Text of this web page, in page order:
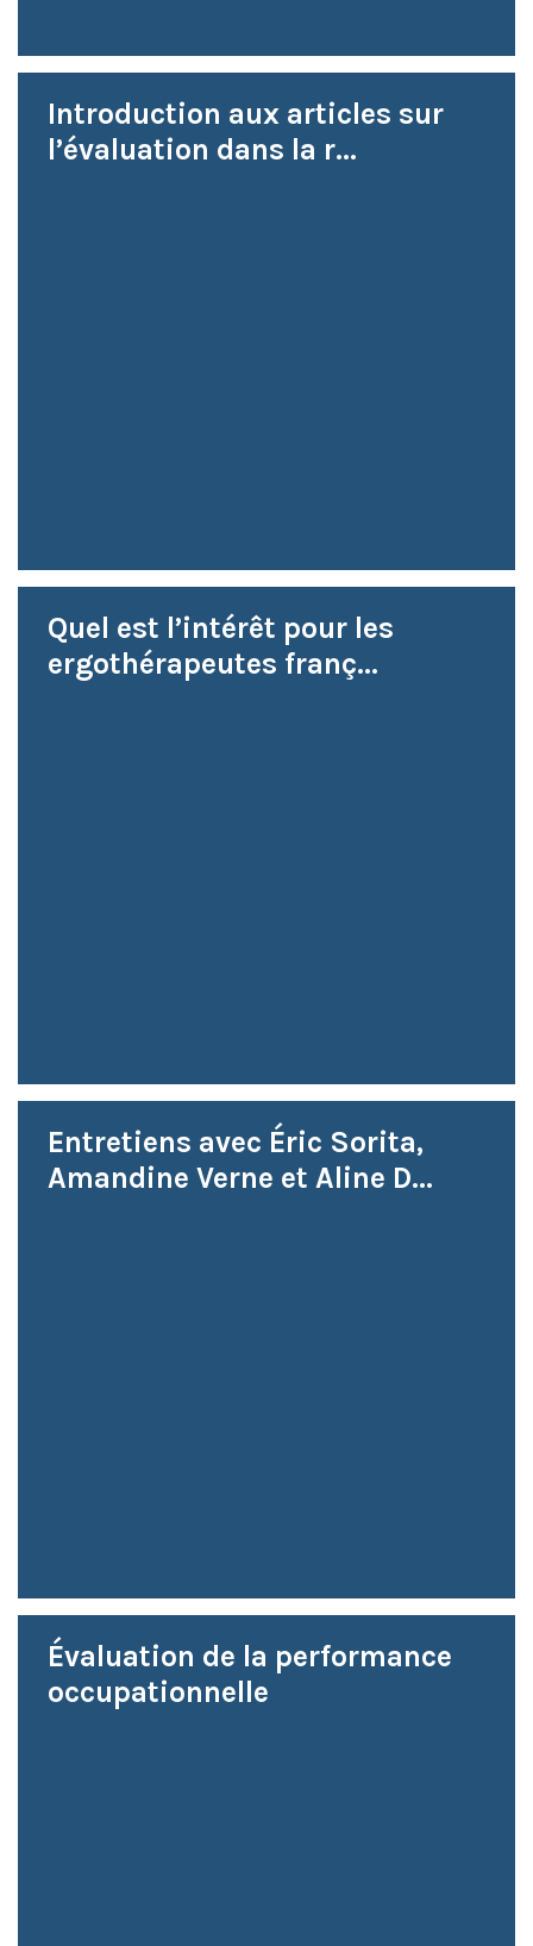
Introduction aux articles sur
l’évaluation dans la r...
Quel est l’intérêt pour les
ergothérapeutes franç...
Entretiens avec Éric Sorita,
Amandine Verne et Aline D...
Évaluation de la performance
occupationnelle